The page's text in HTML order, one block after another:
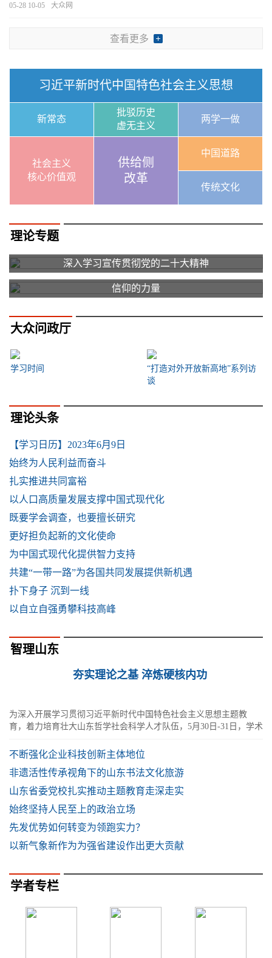
视频访谈栏目特别邀请了山东省社会主义学院党组成员、副院长孙黎海，带我
05-28 10-05 大众网
查看更多
习近平新时代中国特色社会主义思想
新常态
批驳历史
虚无主义
两学一做
社会主义
核心价值观
供给侧
改革
中国道路
传统文化
理论专题
深入学习宣传贯彻党的二十大精神
信仰的力量
大众问政厅
学习时间
“打造对外开放新高地”系列访
谈
理论头条
【学习日历】2023年6月9日
始终为人民利益而奋斗
扎实推进共同富裕
以人口高质量发展支撑中国式现代化
既要学会调查，也要擅长研究
更好担负起新的文化使命
为中国式现代化提供智力支持
共建“一带一路”为各国共同发展提供新机遇
扑下身子 沉到一线
以自立自强勇攀科技高峰
智理山东
夯实理论之基 淬炼硬核内功
为深入开展学习贯彻习近平新时代中国特色社会主义思想主题教
育，着力培育壮大山东哲学社会科学人才队伍，5月30日-31日，学术
不断强化企业科技创新主体地位
非遗活性传承视角下的山东书法文化旅游
山东省委党校扎实推动主题教育走深走实
始终坚持人民至上的政治立场
先发优势如何转变为领跑实力？
以新气象新作为为强省建设作出更大贡献
学者专栏